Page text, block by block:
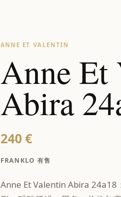
ANNE ET VALENTIN
Anne Et
Abira
240 €
FRANKLO 有售
Anne Et Valentin Abira